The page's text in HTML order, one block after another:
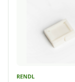
RENDL